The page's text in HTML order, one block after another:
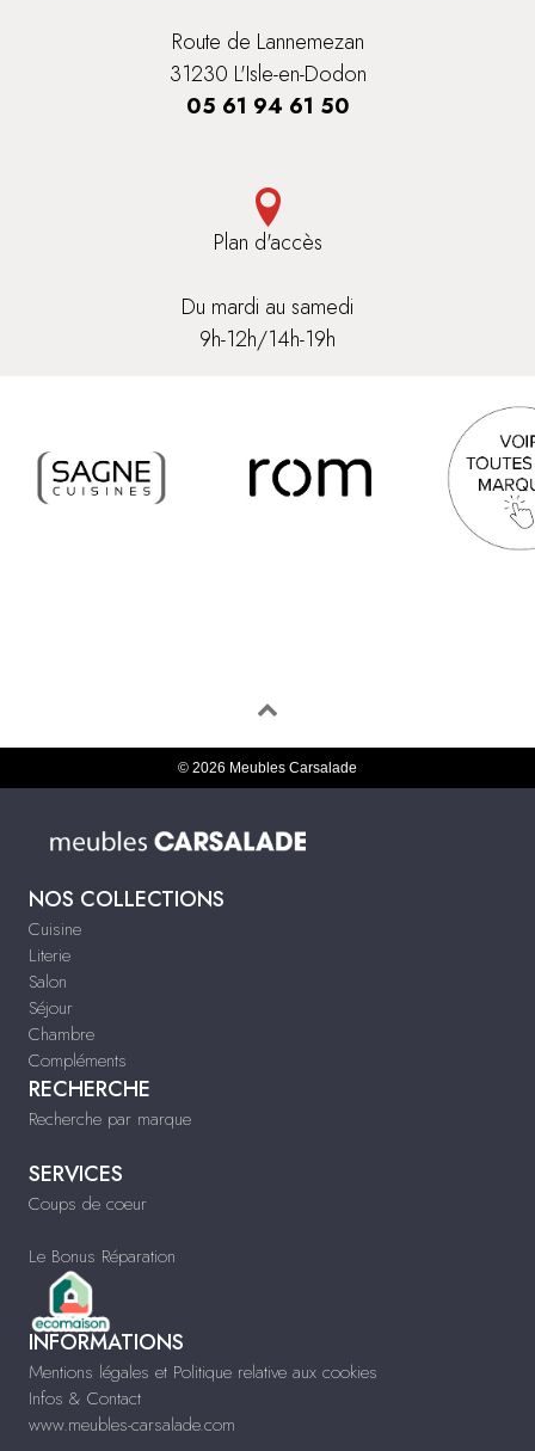
Route de Lannemezan
31230 L'Isle-en-Dodon
05 61 94 61 50
Plan d'accès
Du mardi au samedi
9h-12h/14h-19h
© 2026 Meubles Carsalade
NOS COLLECTIONS
Cuisine
Literie
Salon
Séjour
Chambre
Compléments
RECHERCHE
Recherche par marque
SERVICES
Coups de coeur
Le Bonus Réparation
INFORMATIONS
Mentions légales et Politique relative aux cookies
Infos & Contact
www.meubles-carsalade.com